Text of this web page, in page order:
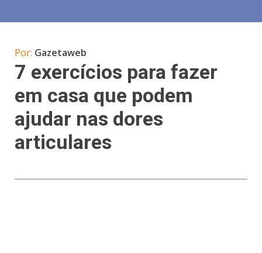
Por: Gazetaweb
7 exercícios para fazer
em casa que podem
ajudar nas dores
articulares